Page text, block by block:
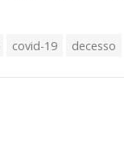
covid-19 decesso